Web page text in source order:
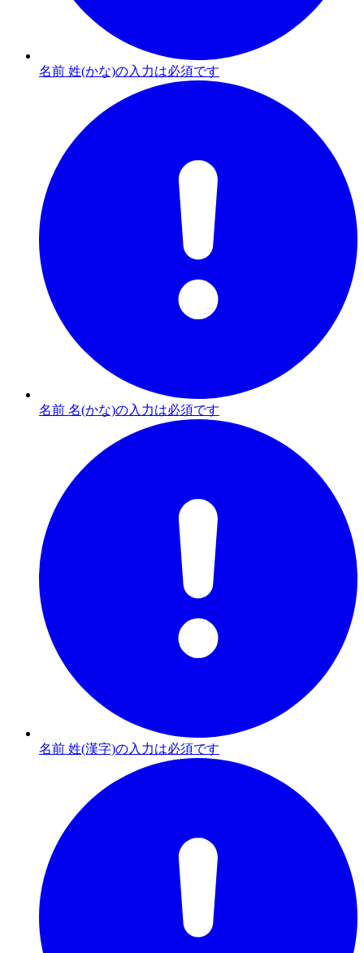
名前 姓(かな)の入力は必須です
名前 名(かな)の入力は必須です
名前 姓(漢字)の入力は必須です